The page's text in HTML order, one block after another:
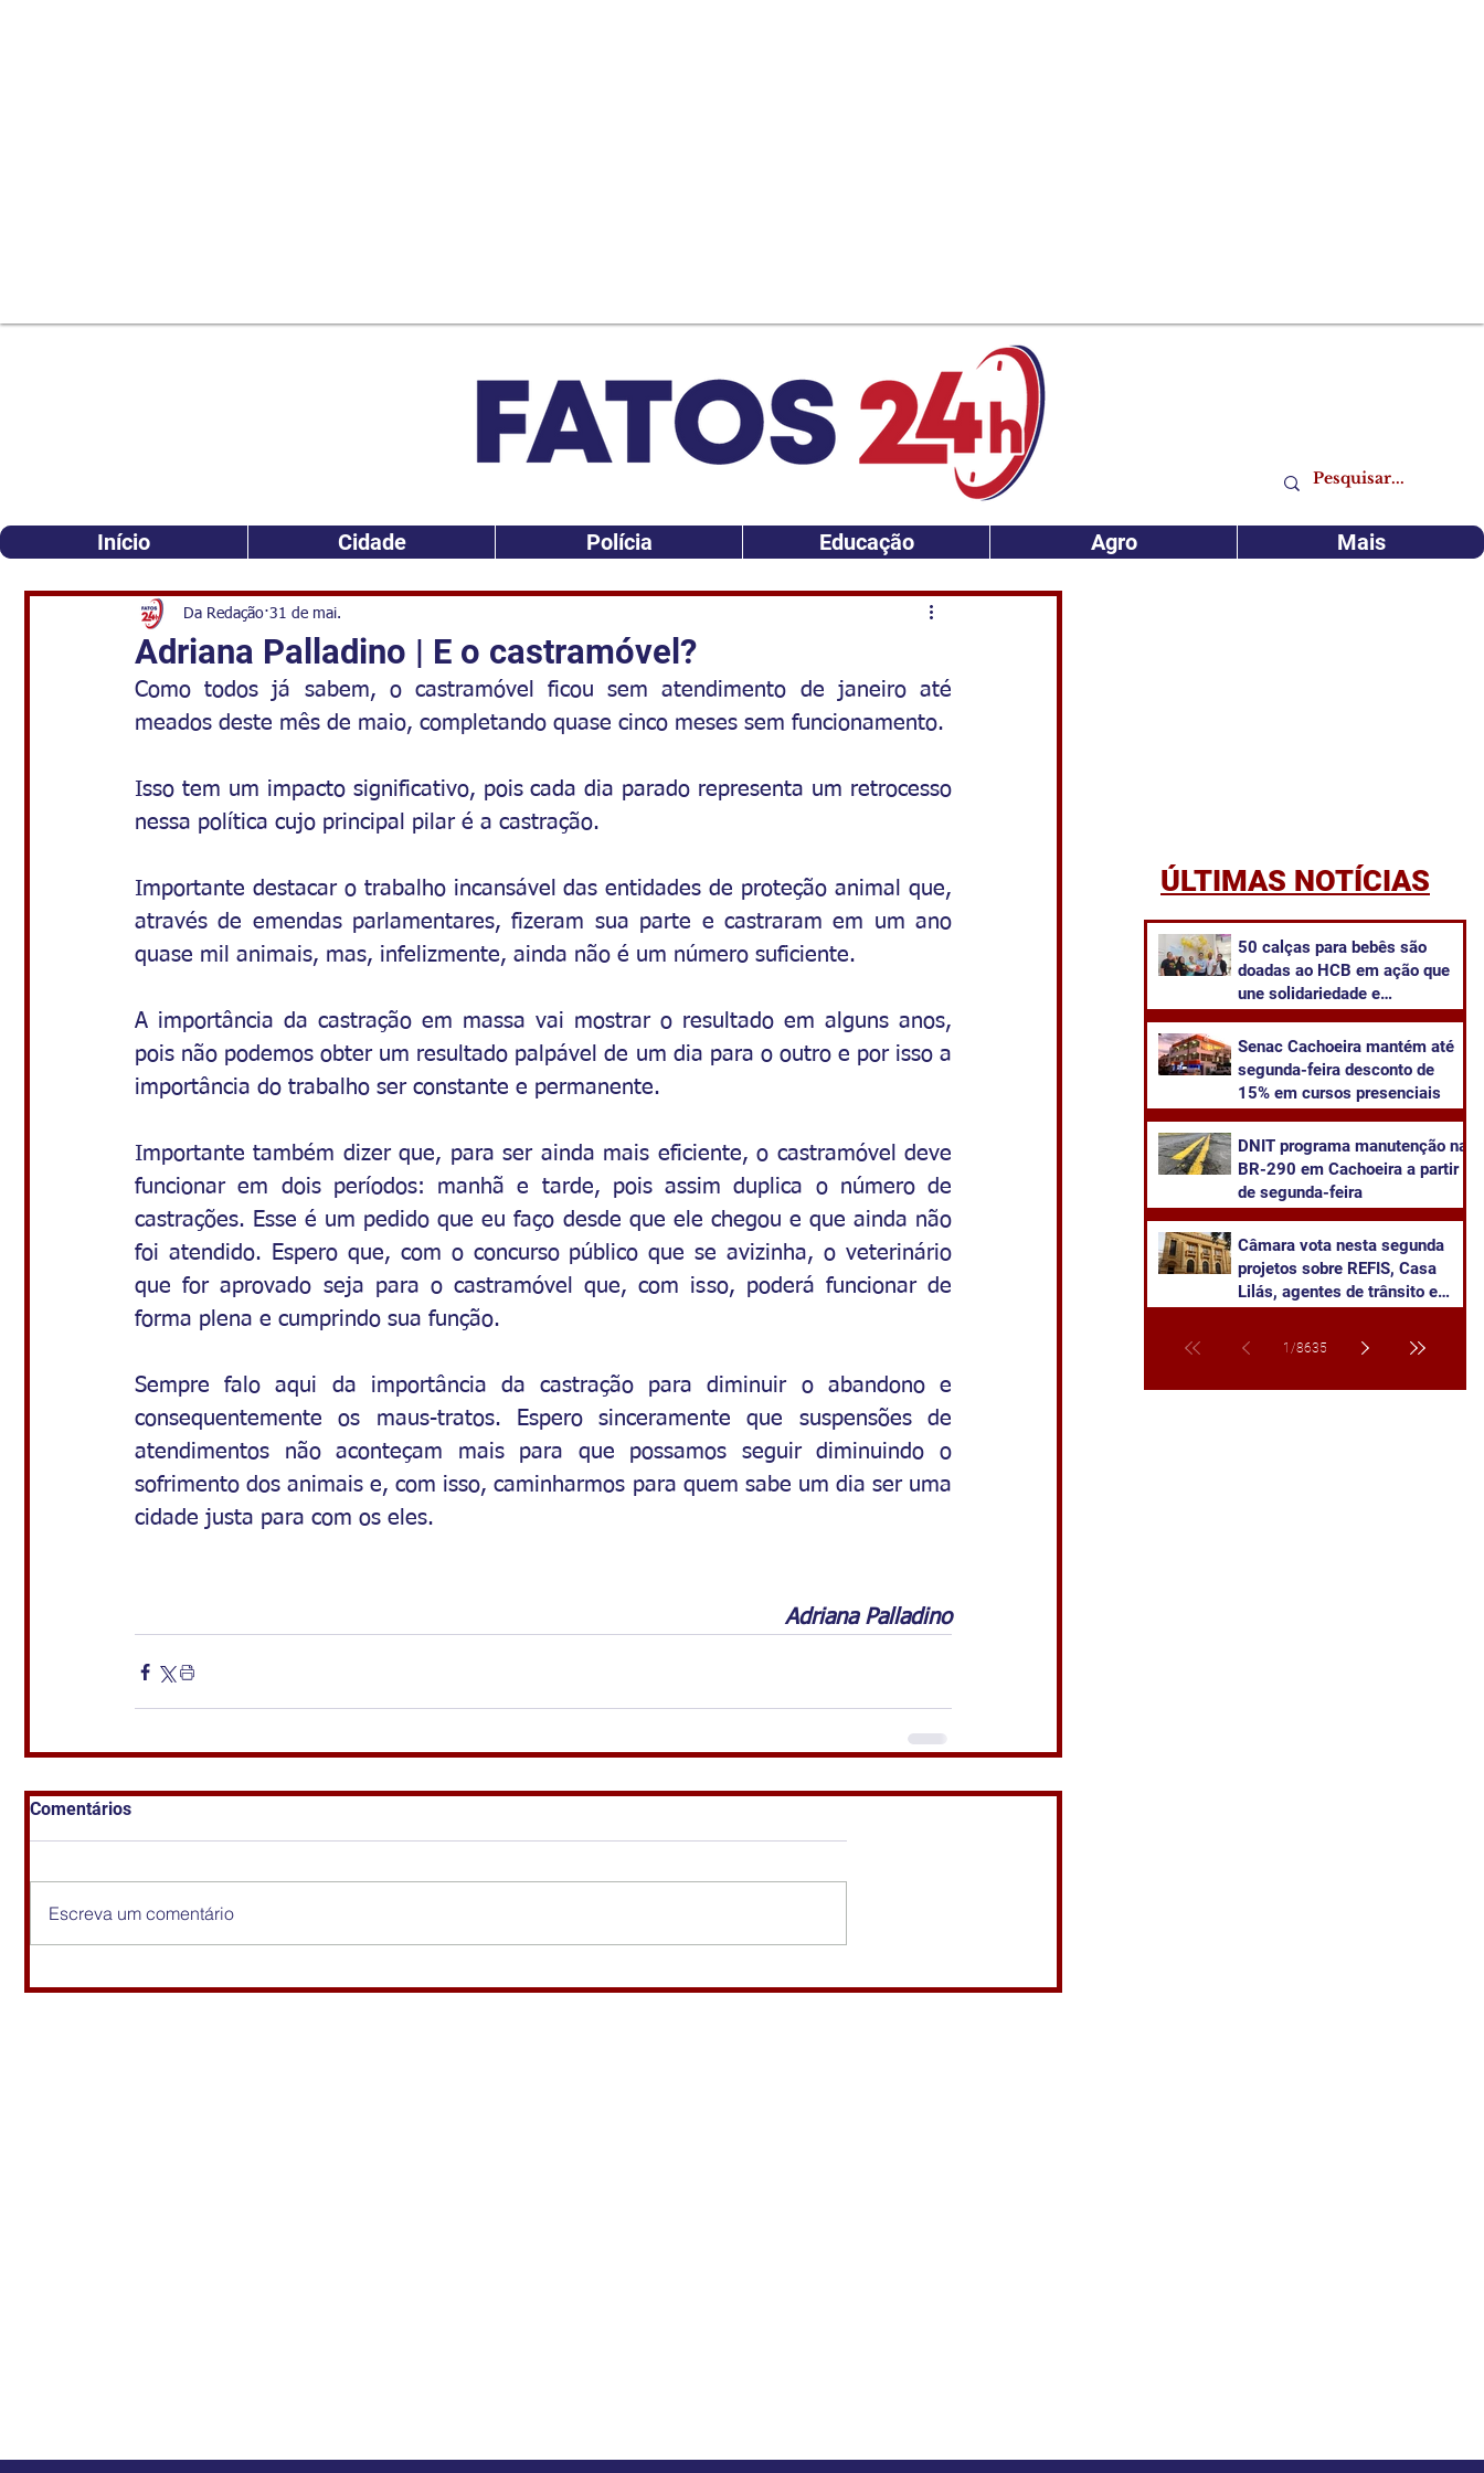
Início Cidade Polícia Educação Agro Mais
Adriana Palladino | E o castramóvel?
Da Redação 31 de mai.
Como todos já sabem, o castramóvel ficou sem atendimento de janeiro até
meados deste mês de maio, completando quase cinco meses sem funcionamento.
Isso tem um impacto significativo, pois cada dia parado representa um retrocesso
nessa política cujo principal pilar é a castração.
Importante destacar o trabalho incansável das entidades de proteção animal que,
através de emendas parlamentares, fizeram sua parte e castraram em um ano
quase mil animais, mas, infelizmente, ainda não é um número suficiente.
A importância da castração em massa vai mostrar o resultado em alguns anos,
pois não podemos obter um resultado palpável de um dia para o outro e por isso a
importância do trabalho ser constante e permanente.
Importante também dizer que, para ser ainda mais eficiente, o castramóvel deve
funcionar em dois períodos: manhã e tarde, pois assim duplica o número de
castrações. Esse é um pedido que eu faço desde que ele chegou e que ainda não
foi atendido. Espero que, com o concurso público que se avizinha, o veterinário
que for aprovado seja para o castramóvel que, com isso, poderá funcionar de
forma plena e cumprindo sua função.
Sempre falo aqui da importância da castração para diminuir o abandono e
consequentemente os maus-tratos. Espero sinceramente que suspensões de
atendimentos não aconteçam mais para que possamos seguir diminuindo o
sofrimento dos animais e, com isso, caminharmos para quem sabe um dia ser uma
cidade justa para com os eles.
Adriana Palladino
Comentários
Escreva um comentário
ÚLTIMAS NOTÍCIAS
50 calças para bebês são
doadas ao HCB em ação que
une solidariedade e
Senac Cachoeira mantém até
segunda-feira desconto de
15% em cursos presenciais
DNIT programa manutenção na
BR-290 em Cachoeira a partir
de segunda-feira
Câmara vota nesta segunda
projetos sobre REFIS, Casa
Lilás, agentes de trânsito e
1 /8635